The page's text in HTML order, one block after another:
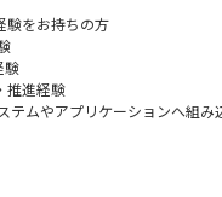
用して効率化・高度化できるテ
プロセスの整理
験をお持ちの方
験
推進経験
テムやアプリケーションへ組み
を主体的に企画・実践した経験